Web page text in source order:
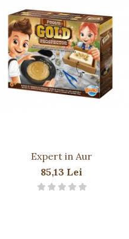
Expert in Aur
85,13 Lei